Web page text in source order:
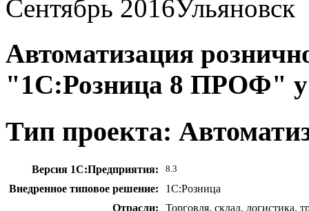
Сентябрь 2016Ульяновск
Автоматизация
"1С:Розница 8 ПРОФ"
Тип проекта:
Версия 1С:Предприятия: 8.3
Внедренное типовое решение:
1С:Розница
Отрасли:
Торговля, склад, логистика,